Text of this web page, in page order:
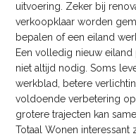
uitvoering. Zeker bij
verkoopklaar worden
bepalen of een eiland
Een volledig nieuw eiland
niet altijd nodig. Soms
werkblad, betere
voldoende verbetering
grotere trajecten kan
Totaal Wonen interessant